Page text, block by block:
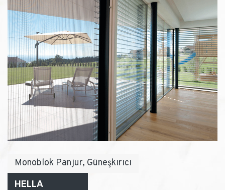
Monoblok Panjur, Güneşkırıcı
HELLA